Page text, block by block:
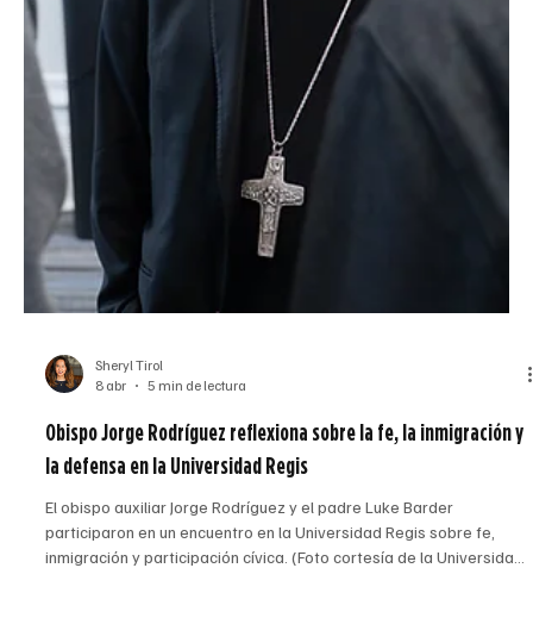
André Escaleira, Jr.
17 abr
“El antídoto es el amor”: arzobispo James destaca testimonio
de fe en Marcha por la Vida bajo la nieve en Colorado
Defensores de la vida se reúnen en Denver para promover una
cultura de la vida arraigada en Cristo, la compasión y el apoyo a
las madres y los niños. La Marcha por la Vida Colorado de 2026
estuvo a punto de verse eclipsada por las nubes, la nieve, el frío y
los desafíos del mundo. En cambio, los manifestantes se
mantuvieron firmes con espíritu de alegría y esperanza. (Foto de
André Escaleira, Jr./El Pueblo Católico) “¡Frío, nieve, viento!”